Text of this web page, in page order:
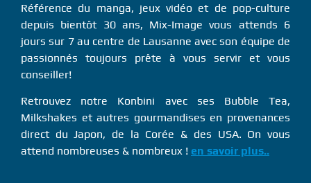
Référence du manga, jeux vidéo et de pop-culture
depuis bientôt 30 ans, Mix-Image vous attends 6
jours sur 7 au centre de Lausanne avec son équipe de
passionnés toujours prête à vous servir et vous
conseiller!
Retrouvez notre Konbini avec ses Bubble Tea,
Milkshakes et autres gourmandises en provenances
direct du Japon, de la Corée & des USA. On vous
attend nombreuses & nombreux ! en savoir plus..